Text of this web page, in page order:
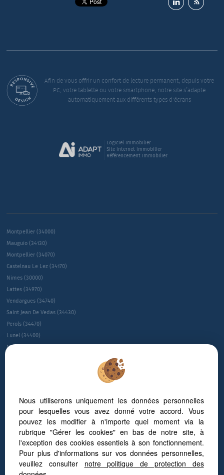
Afin de vous offrir un confort de lecture permanent, depuis votre
PC, votre tablette ou votre smartphone, notre site s’adapte
automatiquement aux différents types d'écrans
Logiciel immobilier
Site internet immobilier
Référencement immobilier
Montpellier (34000)
Mauguio (34130)
Montpellier (34070)
Castelnau Le Lez (34170)
Nimes (30000)
Lattes (34970)
Vendargues (34740)
Saint Jean De Vedas (34430)
Perols (34470)
Lunel (34400)
Montpellier (34080)
Le Cres (34920)
Saint-gÉly-du-fesc (34980)
Gallargues Le Montueux (30660)
Jacou (34830)
NÎmes (30900)
Guide sur l’immobilier d’entreprise à Montpellier
Nous utiliserons uniquement les données personnelles
pour lesquelles vous avez donné votre accord. Vous
pouvez les modifier à n'importe quel moment via la
rubrique "Gérer les cookies" en bas de notre site, à
l'exception des cookies essentiels à son fonctionnement.
Pour plus d'informations sur vos données personnelles,
veuillez consulter notre politique de protection des